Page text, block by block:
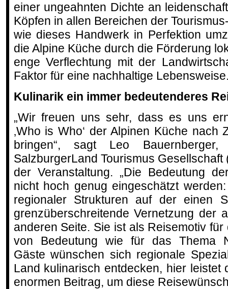
einer ungeahnten Dichte an
Köpfen in allen Bereichen der
wie dieses Handwerk in Perfektion
die Alpine Küche durch die Förderung
enge Verflechtung mit der
Faktor für eine nachhaltige
Kulinarik ein immer bedeutenderes
„Wir freuen uns sehr, dass es uns
‚Who is Who‘ der Alpinen Küche nach
bringen“, sagt Leo Bauernberger,
SalzburgerLand Tourismus Gesellschaft
der Veranstaltung. „Die Bedeutung
nicht hoch genug eingeschätzt
regionaler Strukturen auf der einen
grenzüberschreitende Vernetzung der
anderen Seite. Sie ist als Reisemotiv
von Bedeutung wie für das Thema
Gäste wünschen sich regionale
Land kulinarisch entdecken, hier leistet
enormen Beitrag, um diese